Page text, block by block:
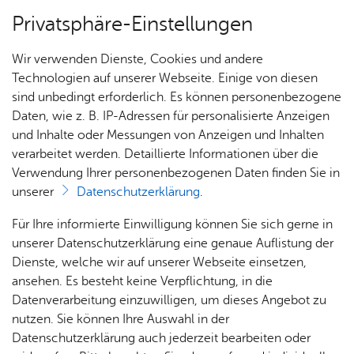
Über­sicht Bür­ger & Stadt
Rat­
haus &
Bür­
ger­
ser­vice
Rat­
häu­ser
Nach­
rich­
ten,
Vi­de­os
& Bil­
der
Me­di­
Jobs
Stel­
len­an­
ge­bo­te
Aus­bil­
dung &
Stu­di­
Bauen
& Um­
welt
Geo­
da­ten
Ge­
sund­
heit &
kum
Stadt­chro­nik
Ka­te­go­rie:
Re­li­gi­on
Schlag­wort:
Evan­ge­li­sche Kir­che
1818 - Der evan­ge­li­sche Ge­
mein­de­be­zirk, der von Fried­
richs­ha­fen aus be­treut wird,
um­fasst noch das ge­sam­te
Ober­amt Tett­nang.
Privatsphäre-Einstellungen
Wir verwenden Dienste, Cookies und andere
Technologien auf unserer Webseite. Einige von diesen
sind unbedingt erforderlich. Es können personenbezogene
Daten, wie z. B. IP-Adressen für personalisierte Anzeigen
und Inhalte oder Messungen von Anzeigen und Inhalten
verarbeitet werden. Detaillierte Informationen über die
Verwendung Ihrer personenbezogenen Daten finden Sie in
unserer
Datenschutzerklärung.
Für Ihre informierte Einwilligung können Sie sich gerne in
unserer Datenschutzerklärung eine genaue Auflistung der
Dienste, welche wir auf unserer Webseite einsetzen,
ansehen. Es besteht keine Verpflichtung, in die
Datenverarbeitung einzuwilligen, um dieses Angebot zu
nutzen. Sie können Ihre Auswahl in der
Datenschutzerklärung auch jederzeit bearbeiten oder